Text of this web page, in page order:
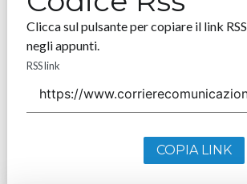
Clicca sul pulsante per copiare il link RSS
negli appunti.
RSS link
COPIA LINK